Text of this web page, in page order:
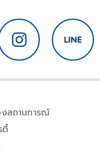
งสถานการณ์
ตี้